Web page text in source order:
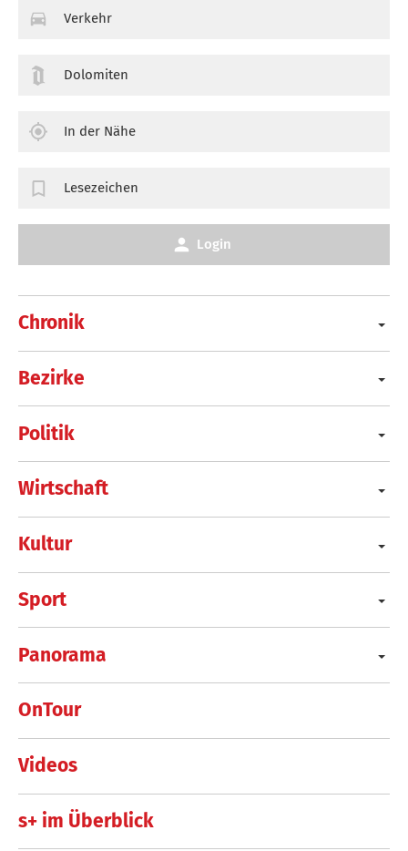
Chronik
Bezirke
Politik
Wirtschaft
Kultur
Sport
Panorama
OnTour
Videos
s+ im Überblick
Verkehr
Dolomiten
In der Nähe
Lesezeichen
Login